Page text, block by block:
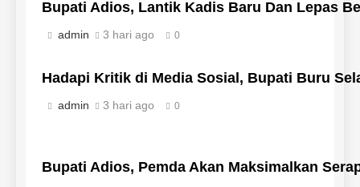
Bupati Adios, Lantik Kadis Baru Dan Lepas
admin 3 hari ago 0
Hadapi Kritik di Media Sosial, Bupati Buru
admin 3 hari ago 0
Bupati Adios, Pemda Akan Maksimalkan